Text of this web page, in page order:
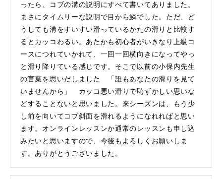
ったら、コブの溝の説明にすべて書いてありました。
まさにタイムリーな説明で目から鱗でした。ただ、ど
うしても溝をすいすい滑っているかたの滑りと比較す
るとカッコわるい。あたかも初心者がいきなり上級コ
ースにつれていかれて、一回一回横向きになってやっ
と滑り降りている感じです。そこで以前の小保内先生
の言葉を思いだしました 「誰もあなたの滑りを見て
いませんから」 カッコ悪い滑りで恥ずかしい思いな
どすることないと思いました。来シーズンは、もう少
し前を向いてコブ斜面を滑れるようになれればと思い
ます。オンラインレッスンか通常のレッスンも申し込
みたいと思いますので、今後もよろしくお願いしま
す。ありがとうございました。